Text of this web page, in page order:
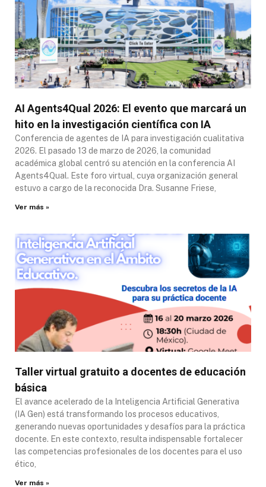
AI Agents4Qual 2026: El evento que marcará un
hito en la investigación científica con IA
Conferencia de agentes de IA para investigación cualitativa
2026. El pasado 13 de marzo de 2026, la comunidad
académica global centró su atención en la conferencia AI
Agents4Qual. Este foro virtual, cuya organización general
estuvo a cargo de la reconocida Dra. Susanne Friese,
Ver más »
Taller virtual gratuito a docentes de educación
básica
El avance acelerado de la Inteligencia Artificial Generativa
(IA Gen) está transformando los procesos educativos,
generando nuevas oportunidades y desafíos para la práctica
docente. En este contexto, resulta indispensable fortalecer
las competencias profesionales de los docentes para el uso
ético,
Ver más »